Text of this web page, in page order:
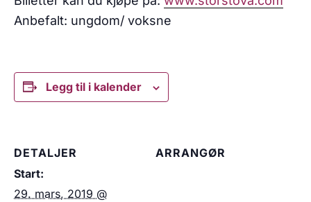
Anbefalt: ungdom/ voksne
Legg til i kalender
DETALJER
Start:
29. mars, 2019 @
ARRANGØR